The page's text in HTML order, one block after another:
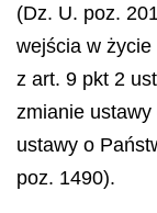
(Dz. U. poz.
wejścia w
z art. 9 pkt 2
zmianie ustawy
ustawy o
poz. 1490).